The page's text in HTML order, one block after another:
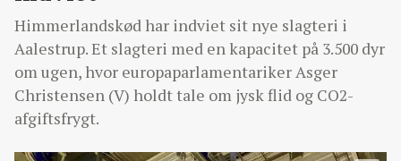
Himmerlandskød har indviet sit nye slagteri i
Aalestrup. Et slagteri med en kapacitet på 3.500 dyr
om ugen, hvor europaparlamentariker Asger
Christensen (V) holdt tale om jysk flid og CO2-
afgiftsfrygt.